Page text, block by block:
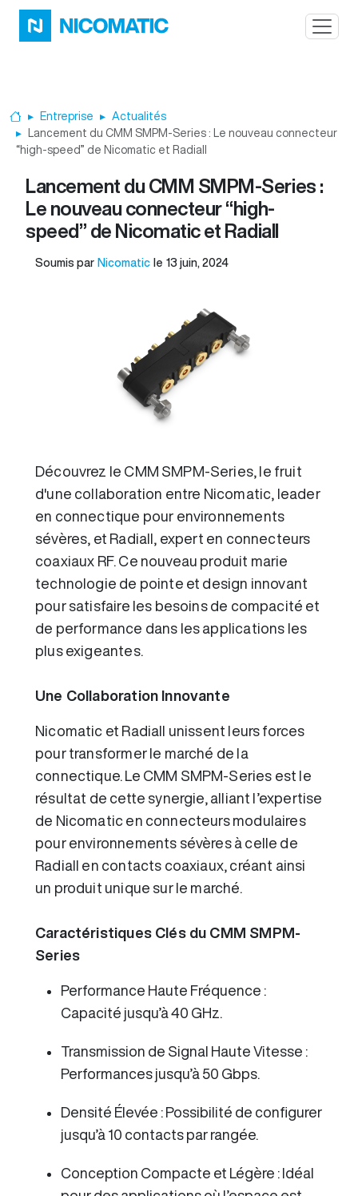
Aller au contenu principal
Accueil
Entreprise
Actualités
Lancement du CMM SMPM-Series : Le nouveau connecteur
“high-speed” de Nicomatic et Radiall
Lancement du CMM SMPM-Series :
Le nouveau connecteur “high-
speed” de Nicomatic et Radiall
Soumis par Nicomatic le 13 juin, 2024
Découvrez le CMM SMPM-Series, le fruit
d'une collaboration entre Nicomatic, leader
en connectique pour environnements
sévères, et Radiall, expert en connecteurs
coaxiaux RF. Ce nouveau produit marie
technologie de pointe et design innovant
pour satisfaire les besoins de compacité et
de performance dans les applications les
plus exigeantes.
Une Collaboration Innovante
Nicomatic et Radiall unissent leurs forces
pour transformer le marché de la
connectique. Le CMM SMPM-Series est le
résultat de cette synergie, alliant l’expertise
de Nicomatic en connecteurs modulaires
pour environnements sévères à celle de
Radiall en contacts coaxiaux, créant ainsi
un produit unique sur le marché.
Caractéristiques Clés du CMM SMPM-
Series
Performance Haute Fréquence :
Capacité jusqu’à 40 GHz.
Transmission de Signal Haute Vitesse :
Performances jusqu’à 50 Gbps.
Densité Élevée : Possibilité de configurer
jusqu’à 10 contacts par rangée.
Conception Compacte et Légère : Idéal